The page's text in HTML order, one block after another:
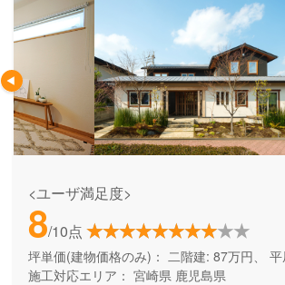
<ユーザ満足度>
8/10点
坪単価(建物価格のみ)： 二階建: 87万円、
施工対応エリア： 宮崎県 鹿児島県